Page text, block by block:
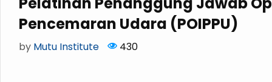
Pencemaran Udara (POIPPU)
by Mutu Institute 430